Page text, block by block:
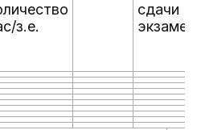
з.е.
сдачи